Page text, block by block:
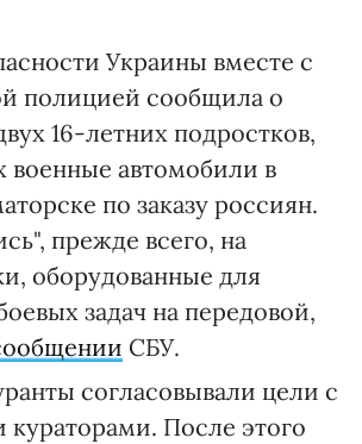
Украины вместе с
полицией сообщила о
16-летних подростков,
военные автомобили в
по заказу россиян.
прежде всего, на
оборудованные для
задач на передовой,
СБУ.
согласовывали цели с
После этого